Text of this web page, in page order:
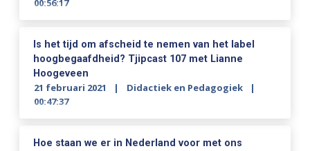
00:56:17
Is het tijd om afscheid te nemen van het label
hoogbegaafdheid? Tjipcast 107 met Lianne
Hoogeveen
21 februari 2021
Didactiek en Pedagogiek
00:47:37
Hoe staan we er in Nederland voor met ons